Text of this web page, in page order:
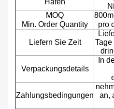
Hafen
MOQ
Min. Order Quantity
pro
Liefern Sie Zeit
Verpackungsdetails
In
Zahlungsbedingungen
an,